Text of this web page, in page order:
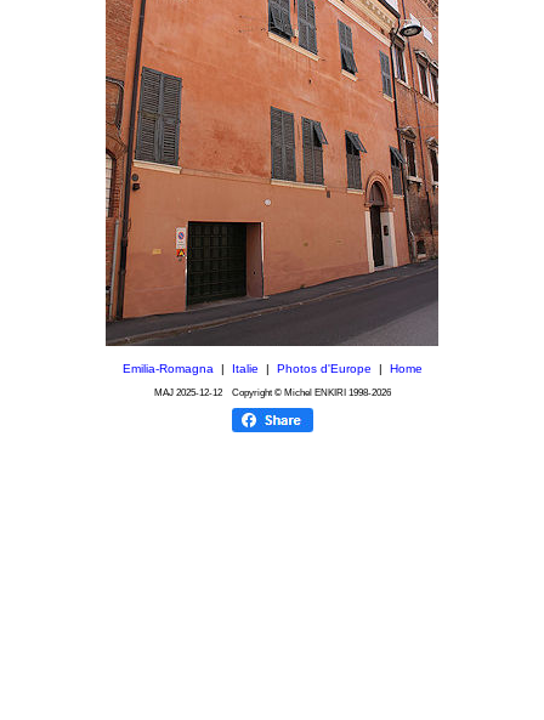
Emilia-Romagna| Italie Photos d'Europe Home
MAJ 2025-12-12Copyright © Michel ENKIRI 1998-2026